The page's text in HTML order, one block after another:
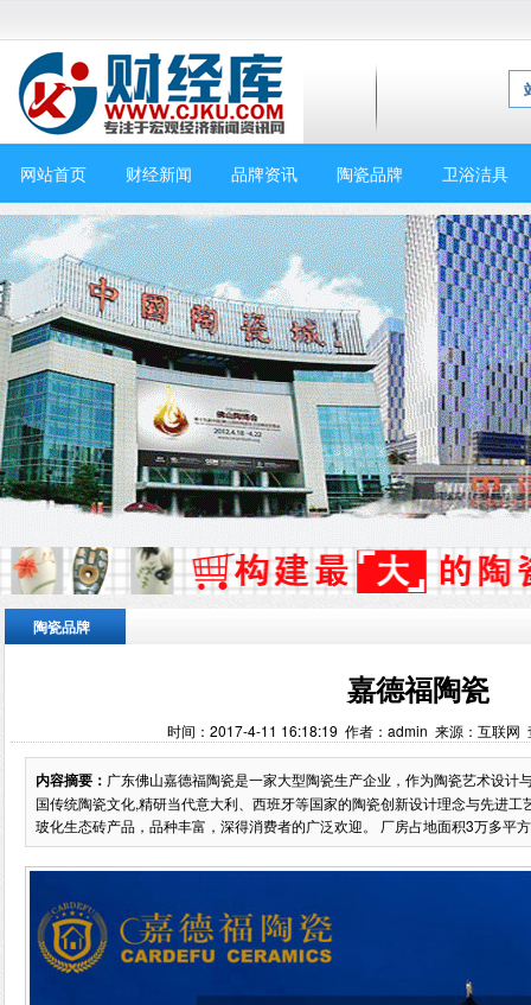
网站首页 财经新闻 品牌资讯 陶瓷品牌 卫浴洁具
陶瓷品牌
嘉德福陶瓷
时间：2017-4-11 16:18:19 作者：admin 来源：互联网
内容摘要： 广东佛山嘉德福陶瓷是一家大型陶瓷生产企业，作为陶瓷艺术设计
国传统陶瓷文化,精研当代意大利、西班牙等国家的陶瓷创新设计理念与先进
玻化生态砖产品，品种丰富，深得消费者的广泛欢迎。 厂房占地面积3万多平